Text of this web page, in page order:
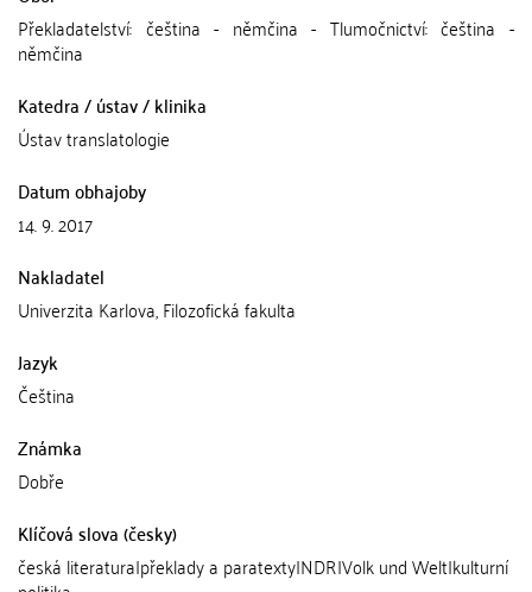
Překladatelství: čeština - němčina - Tlumočnictví: čeština -
němčina
Katedra / ústav / klinika
Ústav translatologie
Datum obhajoby
14. 9. 2017
Nakladatel
Univerzita Karlova, Filozofická fakulta
Jazyk
Čeština
Známka
Dobře
Klíčová slova (česky)
česká literatura|překlady a paratexty|NDR|Volk und Welt|kulturní